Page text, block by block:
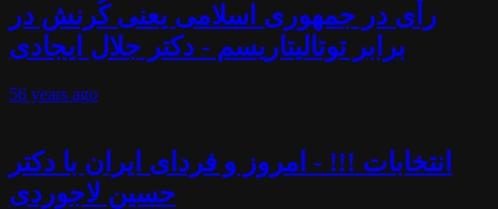
رأی در جمهوری اسلامی یعنی کُرنش در
برابر توتالیتاریسم - دکتر جلال ایجادی
56 years ago
انتخابات !!! - امروز و فردای ایران با دکتر
حسین لاجوردی